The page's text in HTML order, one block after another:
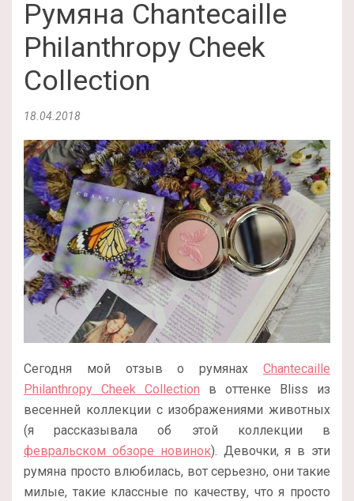
Румяна Chantecaille
Philanthropy Cheek
Collection
18.04.2018
Сегодня мой отзыв о румянах Chantecaille
Philanthropy Cheek Collection в оттенке Bliss из
весенней коллекции с изображениями животных
(я рассказывала об этой коллекции в
февральском обзоре новинок). Девочки, я в эти
румяна просто влюбилась, вот серьезно, они такие
милые, такие классные по качеству, что я просто